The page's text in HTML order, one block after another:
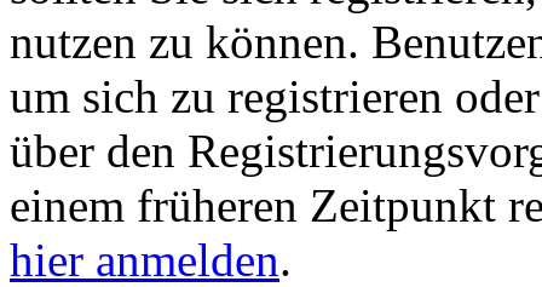
nutzen zu können.
um sich zu registrieren
über den
einem früheren Zeitpunkt
hier anmelden.